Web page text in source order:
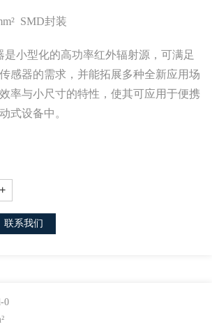
SMD封装
是小型化的高功率红外辐射源，可满足
感器的需求，并能拓展多种全新应用场
率与小尺寸的特性，使其可应用于便携
式设备中。
+
联系我们
0